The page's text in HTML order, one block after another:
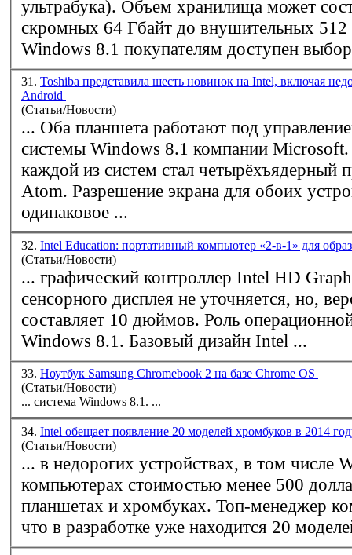
ультрабука). Объем хранилища может составлять от
скромных 64 Гбайт до внушительных 512
Windows 8.1 покупателям доступен
31. Toshiba представила шесть новинок на Intel, включая
Android
(Статьи/Новости)
... Оба планшета работают под
системы Windows 8.1 компании
каждой из систем стал четырёхъядерный
Atom. Разрешение экрана для обоих
одинаковое ...
32. Intel Education: портативный компьютер «2-в-1» для
(Статьи/Новости)
... графический контроллер Intel HD Graphics.
сенсорного дисплея не уточняется, но,
составляет 10 дюймов. Роль
Windows
8.1. Базовый дизайн Intel ...
33. Ноутбук Samsung Chromebook 2 на базе Chrome OS
(Статьи/Новости)
... система Windows 8.1. ...
34. Intel обещает появление 20 моделей хромбуков в 2014
(Статьи/Новости)
... в недорогих устройствах, в том числе
компьютерах стоимостью менее 500
планшетах и хромбуках. Топ-менеджер компании заявил,
что в разработке уже находится 20